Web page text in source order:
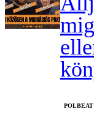
‎POLBEAT